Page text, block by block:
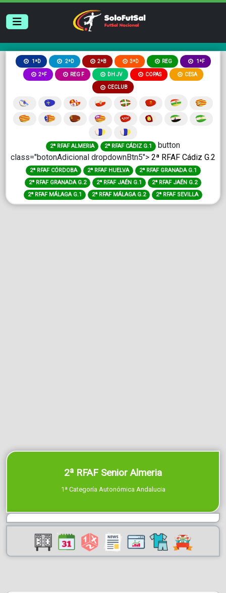
1ªD 2ªD 2ªB 3ªD REG 1ªF
2ªF REG F DH JV COPAS CESA
CECLUB
2ª RFAF ALMERIA 2ª RFAF CÁDIZ G.1
button
class="botonAdicional dropdownBtn5"> 2ª RFAF Cádiz G.2
2ª RFAF CÓRDOBA 2ª RFAF HUELVA
2ª RFAF GRANADA G.1
2ª RFAF GRANADA G.2
2ª RFAF JAÉN G.1
2ª RFAF JAÉN G.2
2ª RFAF MÁLAGA G.1
2ª RFAF MÁLAGA G.2 2ª RFAF SEVILLA
2ª RFAF Senior Almeria
1ª Categoría Autonómica Andalucia